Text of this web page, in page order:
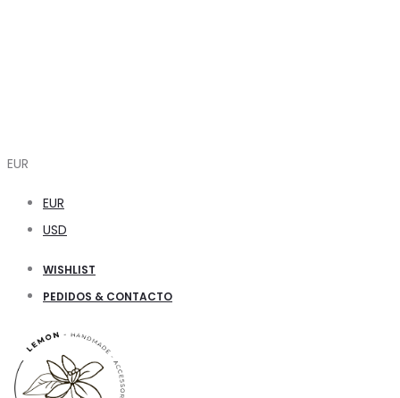
EUR
EUR
USD
WISHLIST
PEDIDOS & CONTACTO